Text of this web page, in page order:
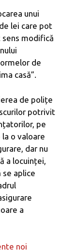
unui
lei care pot
sens modifică
de
casă”.
de polițe
potrivit
pe
o valoare
dar nu
a locuinței,
se aplice
a
noi